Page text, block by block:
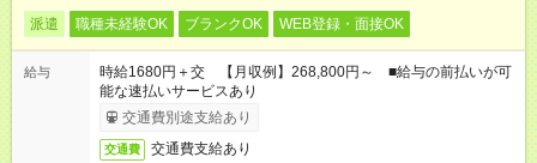
派遣 職種未経験OK ブランクOK WEB登録・面接OK
給与
時給1680円＋交 【月収例】268,800円～ ■給与の前払いが可
能な速払いサービスあり
交通費別途支給あり
交通費 交通費支給あり